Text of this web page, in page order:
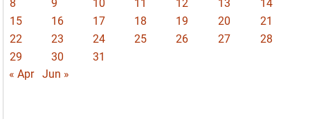
8
9 10 11 12 13
14
15
16 17 18 19 20
21
22
23 24 25 26 27
28
29
30
31
« Apr
Jun »